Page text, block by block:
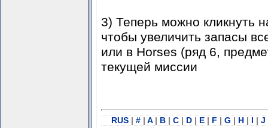
3) Теперь можно кликнуть
чтобы увеличить запасы
или в Horses (ряд 6,
текущей миссии
RUS | # | A | B | C | D | E | F | G | H | I | J